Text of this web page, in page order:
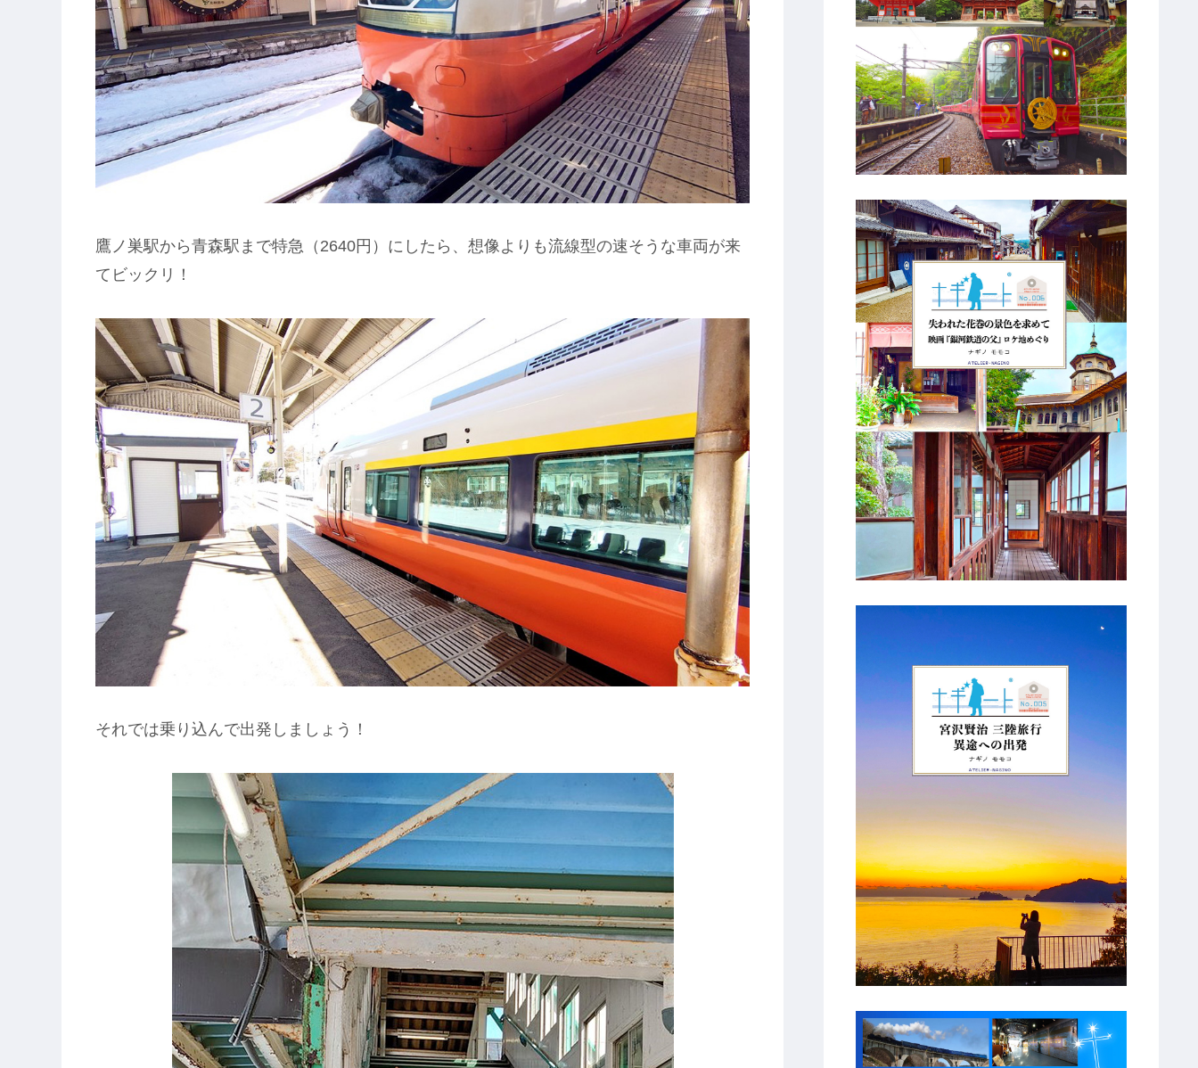
鷹ノ巣駅から青森駅まで特急（2640円）にしたら、想像よりも流線型の速そうな車両が来
てビックリ！
それでは乗り込んで出発しましょう！